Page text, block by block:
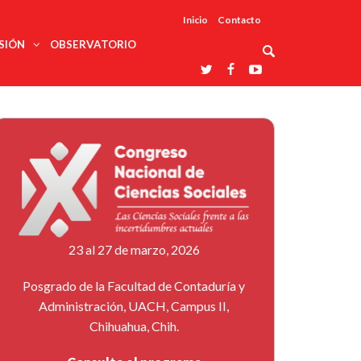
Inicio Contacto
ciencias
profesionales
trabajo
Redes
temáticas
Laboratorios
nacionales
Entidades
afines
Reconoce
La UDUALC
A La
Universidad
De México
En Su 475
Aniversario
OBSERVATORIO
23 al 27 de marzo, 2026
Posgrado de la Facultad de Contaduría y
Administración, UACH, Campus II,
Chihuahua, Chih.